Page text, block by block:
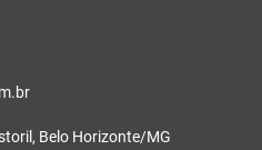
Belo Horizonte/MG